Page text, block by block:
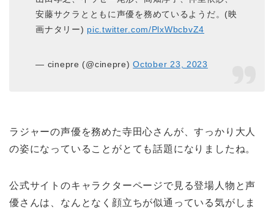
安藤サクラとともに声優を務めているようだ。(映
画ナタリー) pic.twitter.com/PlxWbcbvZ4
— cinepre (@cinepre)October 23, 2023
ラジャーの声優を務めた寺田心さんが、すっかり大人
の姿になっていることがとても話題になりましたね。
公式サイトのキャラクターページで見る登場人物と声
優さんは、なんとなく顔立ちが似通っている気がしま